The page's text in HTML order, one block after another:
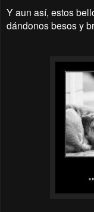
Y aun así, estos
dándonos besos y